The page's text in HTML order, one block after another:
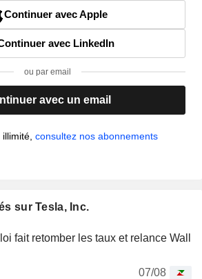
Continuer avec Apple
avec LinkedIn
ou par email
avec un email
consultez nos abonnements
sur Tesla, Inc.
fait retomber les taux et relance Wall
07/08